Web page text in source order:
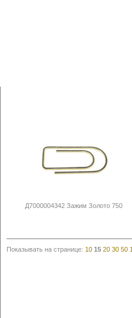
Д7000004342 Зажим Золото 750
Показывать на странице: 10 15 20 30 50